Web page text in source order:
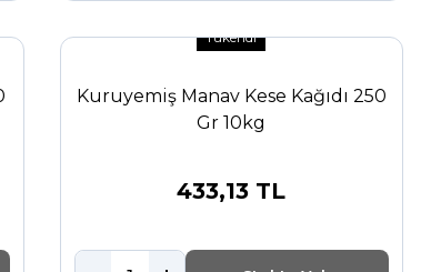
Tükendi
Kuruyemiş Manav Kese Kağıdı 250
Gr 10kg
433,13 TL